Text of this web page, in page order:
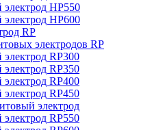
HP550
HP600
RP
электродов RP
RP300
RP350
RP400
RP450
электрод
RP550